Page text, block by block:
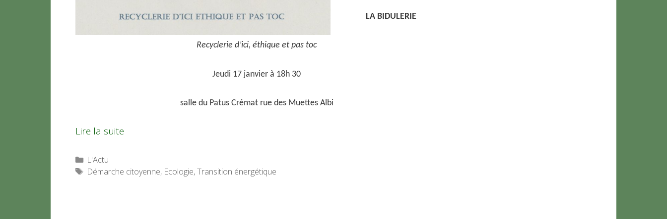
LA BIDULERIE
Recyclerie d’ici, éthique et pas toc
Jeudi 17 janvier à 18h 30
salle du Patus Crémat rue des Muettes Albi
Lire la suite
Catégories
L'Actu
Étiquettes
Démarche citoyenne, Ecologie,Transition énergétique